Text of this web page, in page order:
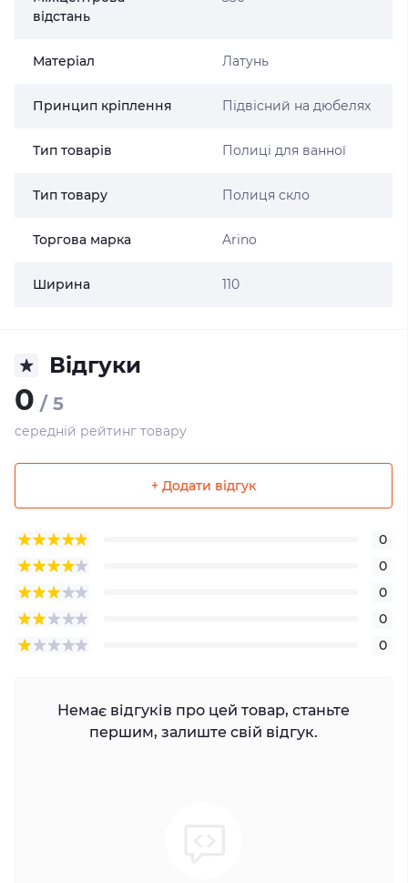
відстань
Матеріал Латунь
Принцип кріплення Підвісний на дюбелях
Тип товарів Полиці для ванної
Тип товару Полиця скло
Торгова марка Arino
Ширина 110
Відгуки
0 / 5
середній рейтинг товару
+ Додати відгук
0
0
0
0
0
Немає відгуків про цей товар, станьте
першим, залиште свій відгук.